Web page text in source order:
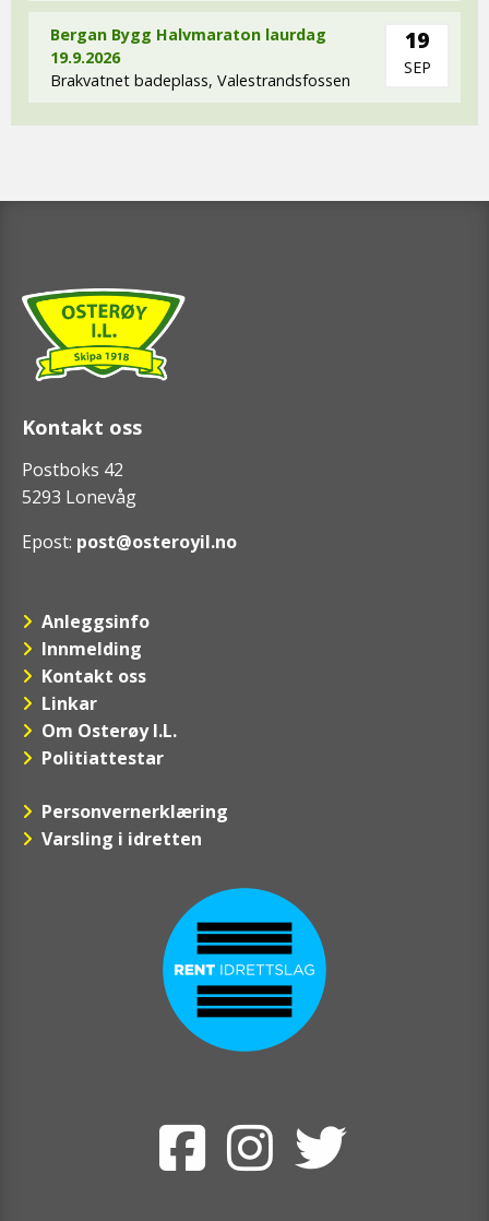
Bergan Bygg Halvmaraton laurdag
19.9.2026
Brakvatnet badeplass, Valestrandsfossen
19
SEP
Kontakt oss
Postboks 42
5293 Lonevåg
Epost: post@osteroyil.no
Anleggsinfo
Innmelding
Kontakt oss
Linkar
Om Osterøy I.L.
Politiattestar
Personvernerklæring
Varsling i idretten